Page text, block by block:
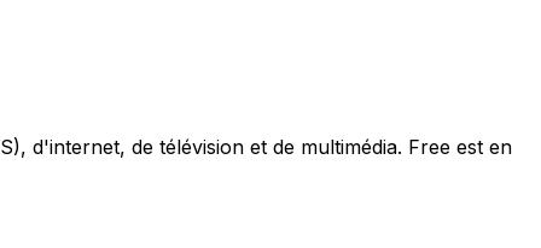
d'internet, de télévision et de multimédia. Free est en